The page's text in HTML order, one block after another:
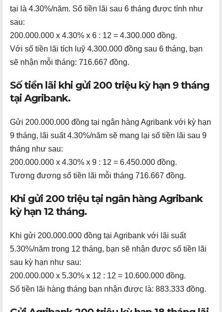
tại là 4.30%/năm. Số tiền lãi sau 6 tháng được tính như
sau:
200.000.000 x 4.30% x 6 : 12 = 4.300.000 đồng.
Với số tiền lãi tích luỹ 4.300.000 đồng sau 6 tháng, bạn
sẽ nhận mỗi tháng: 716.667 đồng.
Số tiền lãi khi gửi 200 triệu kỳ hạn 9 tháng
tại Agribank.
Gửi 200.000.000 đồng tại ngân hàng Agribank với kỳ hạn
9 tháng, lãi suất 4.30%/năm sẽ mang lại số tiền lãi sau 9
tháng như sau:
200.000.000 x 4.30% x 9 : 12 = 6.450.000 đồng.
Tương đương số tiền lãi mỗi tháng 716.667 đồng.
Khi gửi 200 triệu tại ngân hàng Agribank
kỳ hạn 12 tháng.
Khi gửi 200.000.000 đồng tại Agribank với lãi suất
5.30%/năm trong 12 tháng, bạn sẽ nhận được số tiền lãi
sau kỳ hạn như sau:
200.000.000 x 5.30% x 12 : 12 = 10.600.000 đồng.
Số tiền lãi hàng tháng bạn nhận được là: 883.333 đồng.